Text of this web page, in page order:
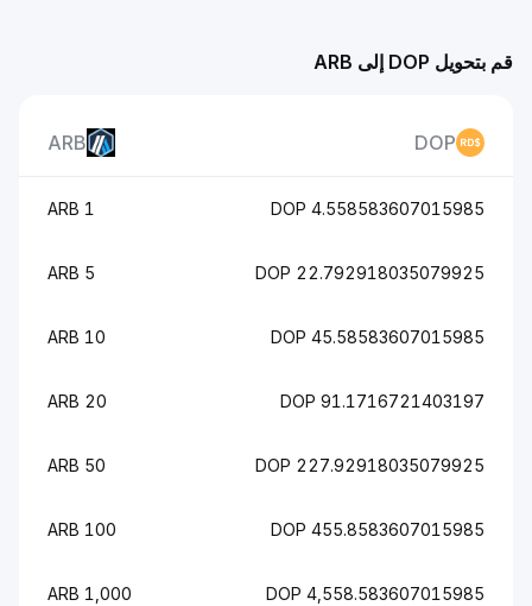
قم بتحويل DOP إلى ARB
DOP
ARB
4.558583607015985 DOP
1 ARB
22.792918035079925 DOP
5 ARB
45.58583607015985 DOP
10 ARB
91.1716721403197 DOP
20 ARB
227.92918035079925 DOP
50 ARB
455.8583607015985 DOP
100 ARB
4,558.583607015985 DOP
1,000 ARB